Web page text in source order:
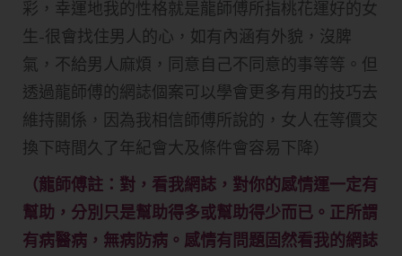
彩， 幸運地我的性格就是龍師傅所指桃花運好的女
生-很會找住男人的心，如有內涵有外貌，沒脾
氣，不給男人麻煩， 同意自己不同意的事等等。 但
透過龍師傅的網誌個案可以學會更多有用的技巧去
維持關係， 因為我相信師傅所說的， 女人在等價交
換下時間久了年紀會大及條件會容易下降）
（龍師傅註：對，看我網誌，對你的感情運一定有
幫助，分別只是幫助得多或幫助得少而已。正所謂
有病醫病，無病防病。感情有問題固然看我的網誌